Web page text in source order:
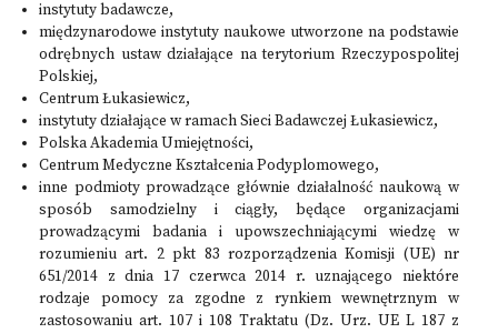
instytuty badawcze,
międzynarodowe instytuty naukowe utworzone na podstawie
odrębnych ustaw działające na terytorium Rzeczypospolitej
Polskiej,
Centrum Łukasiewicz,
instytuty działające w ramach Sieci Badawczej Łukasiewicz,
Polska Akademia Umiejętności,
Centrum Medyczne Kształcenia Podyplomowego,
inne podmioty prowadzące głównie działalność naukową w
sposób samodzielny i ciągły, będące organizacjami
prowadzącymi badania i upowszechniającymi wiedzę w
rozumieniu art. 2 pkt 83 rozporządzenia Komisji (UE) nr
651/2014 z dnia 17 czerwca 2014 r. uznającego niektóre
rodzaje pomocy za zgodne z rynkiem wewnętrznym w
zastosowaniu art. 107 i 108 Traktatu (Dz. Urz. UE L 187 z